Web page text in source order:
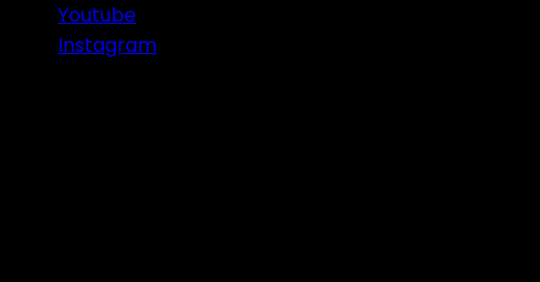
Youtube
Instagram